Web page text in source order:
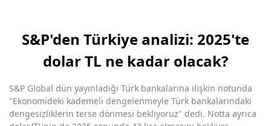
S&P'den Türkiye analizi: 2025'te
dolar TL ne kadar olacak?
S&P Global dün yayınladığı Türk bankalarına ilişkin notunda
"Ekonomideki kademeli dengelenmeyle Türk bankalarındaki
dengesizliklerin terse dönmesi bekliyoruz" dedi. Notta ayrıca